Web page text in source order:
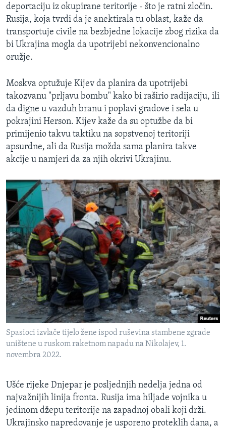
deportaciju iz okupirane teritorije - što je ratni zločin.
Rusija, koja tvrdi da je anektirala tu oblast, kaže da
transportuje civile na bezbjedne lokacije zbog rizika da
bi Ukrajina mogla da upotrijebi nekonvencionalno
oružje.
Moskva optužuje Kijev da planira da upotrijebi
takozvanu "prljavu bombu" kako bi raširio radijaciju, ili
da digne u vazduh branu i poplavi gradove i sela u
pokrajini Herson. Kijev kaže da su optužbe da bi
primijenio takvu taktiku na sopstvenoj teritoriji
apsurdne, ali da Rusija možda sama planira takve
akcije u namjeri da za njih okrivi Ukrajinu.
Spasioci izvlače tijelo žene ispod ruševina stambene zgrade
uništene u ruskom raketnom napadu na Nikolajev, 1.
novembra 2022.
Ušće rijeke Dnjepar je posljednjih nedelja jedna od
najvažnijih linija fronta. Rusija ima hiljade vojnika u
jedinom džepu teritorije na zapadnoj obali koji drži.
Ukrajinsko napredovanje je usporeno proteklih dana, a